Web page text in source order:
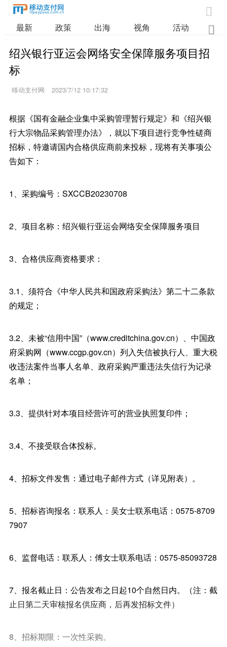

最新 政策 出海 视角 活动 业

绍兴银行亚运会网络安全保障服务项目招
标
移动支付网 2023/7/12 10:17:32
根据《国有金融企业集中采购管理暂行规定》和《绍兴银
行大宗物品采购管理办法》，就以下项目进行竞争性磋商
招标，特邀请国内合格供应商前来投标，现将有关事项公
告如下：
1、采购编号：SXCCB20230708
2、项目名称：绍兴银行亚运会网络安全保障服务项目
3、合格供应商资格要求：
3.1、须符合《中华人民共和国政府采购法》第二十二条款
的规定；
3.2、未被“信用中国”（www.creditchina.gov.cn）、中国政
府采购网（www.ccgp.gov.cn）列入失信被执行人、重大税
收违法案件当事人名单、政府采购严重违法失信行为记录
名单；
3.3、提供针对本项目经营许可的营业执照复印件；
3.4、不接受联合体投标。
4、招标文件发售：通过电子邮件方式（详见附表）。
5、招标咨询报名：联系人：吴女士联系电话：0575-8709
7907
6、监督电话：联系人：傅女士联系电话：0575-85093728
7、报名截止日：公告发布之日起10个自然日内。（注：截
止日第二天审核报名供应商，后再发招标文件）
8、招标期限：一次性采购。